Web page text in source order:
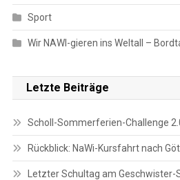
Sport
Wir NAWI-gieren ins Weltall –
Letzte Beiträge
Scholl-Sommerferien-Challenge
Rückblick: NaWi-Kursfahrt nach
Letzter Schultag am